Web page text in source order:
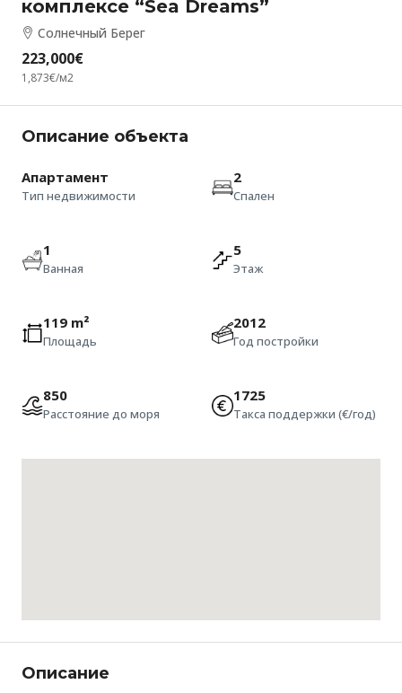
комплексе “Sea Dreams”
Солнечный Берег
223,000€
1,873€/м2
Описание объекта
Апартамент
Тип недвижимости
2
Спален
1
Ванная
5
Этаж
119 m²
Площадь
2012
Год постройки
850
Расстояние до моря
1725
Такса поддержки (€/год)
Описание